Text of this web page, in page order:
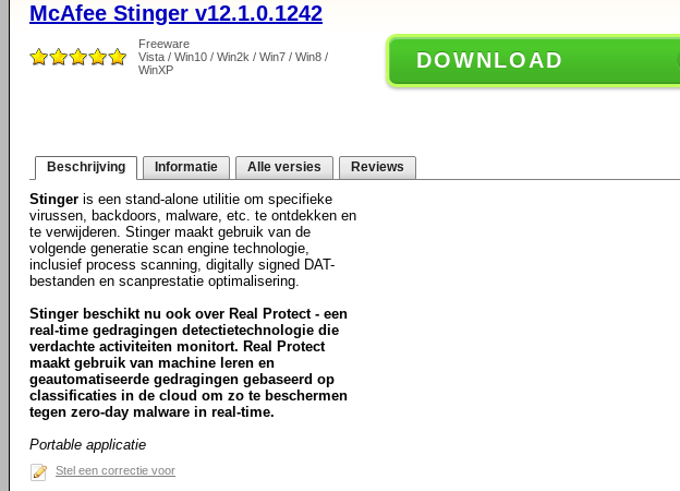
McAfee Stinger v12.1.0.1242
Freeware
Vista / Win10 / Win2k / Win7 / Win8 /
WinXP
DOWNLOAD
Beschrijving Informatie Alle versies Reviews
Stinger is een stand-alone utilitie om specifieke
virussen, backdoors, malware, etc. te ontdekken en
te verwijderen. Stinger maakt gebruik van de
volgende generatie scan engine technologie,
inclusief process scanning, digitally signed DAT-
bestanden en scanprestatie optimalisering.
Stinger beschikt nu ook over Real Protect - een
real-time gedragingen detectietechnologie die
verdachte activiteiten monitort. Real Protect
maakt gebruik van machine leren en
geautomatiseerde gedragingen gebaseerd op
classificaties in de cloud om zo te beschermen
tegen zero-day malware in real-time.
Portable applicatie
Stel een correctie voor